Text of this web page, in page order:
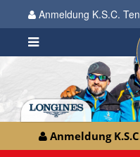
Anmeldung K.S.C.
Anmeldung